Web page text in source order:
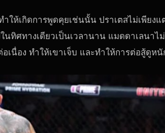
ำให้เกิดการพูดคุยเช่นนั้น ปราเตสไม่เพีย
ทิศทางเดียวเป็นเวลานาน แมดดาเลนาไ
เนื่อง ทำให้เขาเจ็บ และทำให้การต่อสู้ดูห